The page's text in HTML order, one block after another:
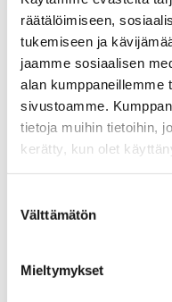
räätälöimiseen,
tukemiseen ja
jaamme sosiaalisen
alan kumppaneillemme
sivustoamme.
tietoja muihin tietoihin,
kerätty, kun olet
valinta
Välttämätön
Mieltymykset
Kylmäaltaat